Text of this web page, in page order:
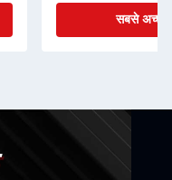
सबसे अच्छी